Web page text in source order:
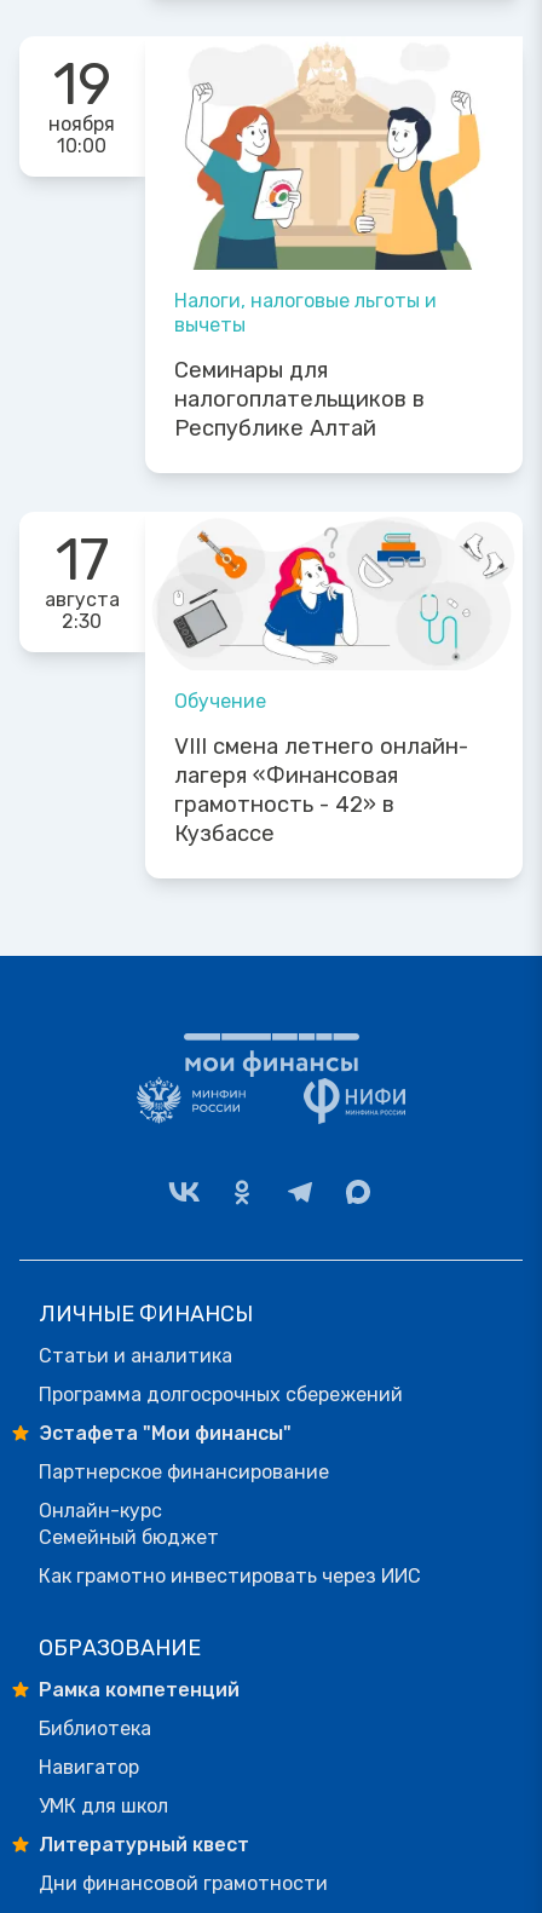
19
ноября
10:00
Налоги, налоговые льготы и
вычеты
Семинары для
налогоплательщиков в
Республике Алтай
17
августа
2:30
Обучение
VIII смена летнего онлайн-
лагеря «Финансовая
грамотность - 42» в
Кузбассе
ЛИЧНЫЕ ФИНАНСЫ
Статьи и аналитика
Программа долгосрочных сбережений
Эстафета "Мои финансы"
Партнерское финансирование
Онлайн-курс
Семейный бюджет
Как грамотно инвестировать через ИИС
ОБРАЗОВАНИЕ
Рамка компетенций
Библиотека
Навигатор
УМК для школ
Литературный квест
Дни финансовой грамотности